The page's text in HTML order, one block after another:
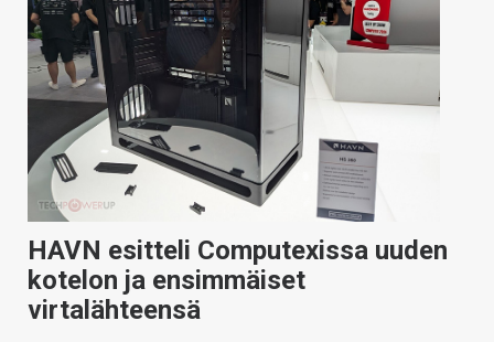
KAUPPA
VAIHDA TEEMA
HAKU
HAVN esitteli Computexissa uuden
kotelon ja ensimmäiset
virtalähteensä